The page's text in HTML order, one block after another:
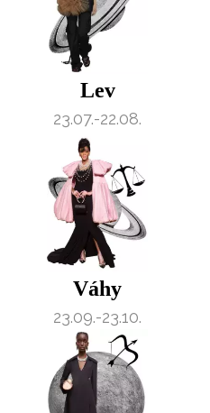
Lev
23.07.-22.08.
Váhy
23.09.-23.10.